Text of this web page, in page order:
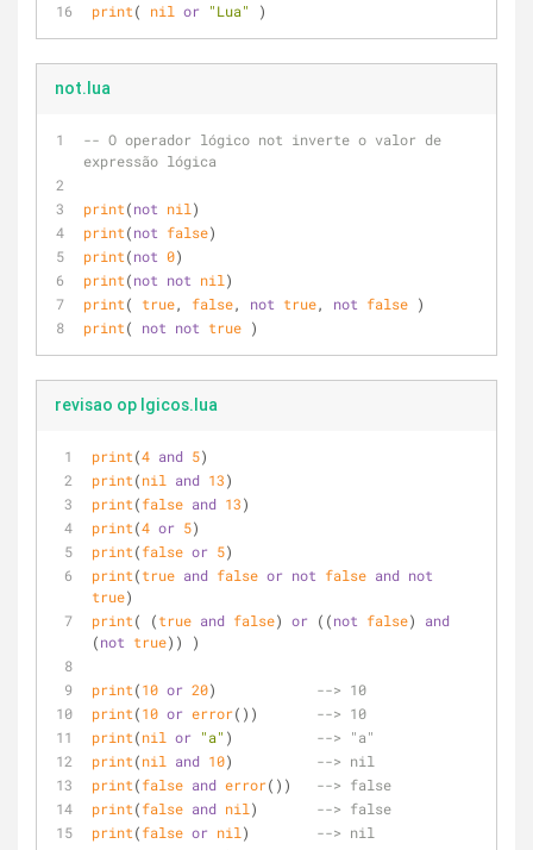
print( nil or "Lua" )
not.lua
-- O operador lógico not inverte o valor de
expressão lógica
print(not nil)
print(not false)
print(not 0)
print(not not nil)
print( true, false, not true, not false )
print( not not true )
revisao op lgicos.lua
print(4 and 5)
print(nil and 13)
print(false and 13)
print(4 or 5)
print(false or 5)
print(true and false or not false and not
true)
print( (true and false) or ((not false) and
(not true)) )
print(10 or 20) --> 10
print(10 or error()) --> 10
print(nil or "a" ) --> "a"
print(nil and 10) --> nil
print(false and error()) --> false
print(false and nil) --> false
print(false or nil) --> nil